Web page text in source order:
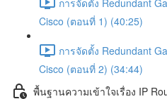
Cisco (ตอนที่ 1) (40:25)
การจัดตั้ง Redundant
Cisco (ตอนที่ 2) (34:44)
พื้นฐานความเข้าใจเรื่อง IP